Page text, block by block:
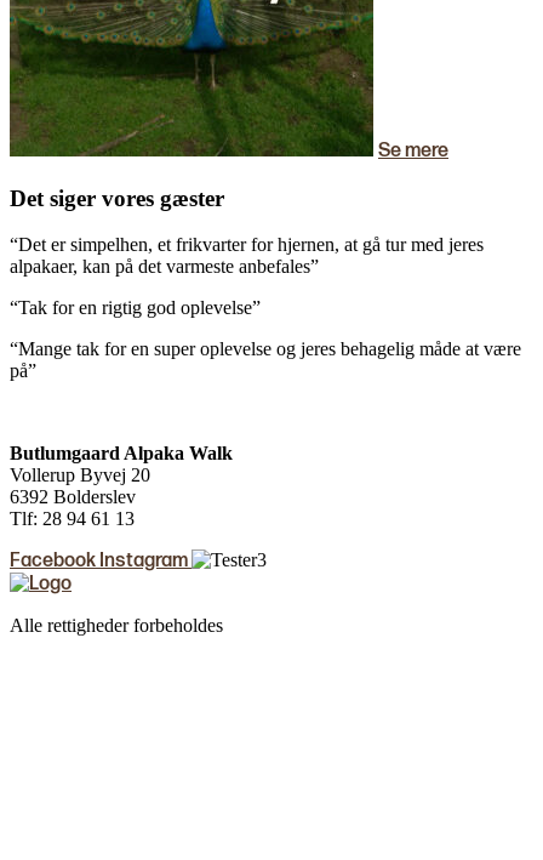
Se mere
Det siger vores gæster
“Det er simpelhen, et frikvarter for hjernen, at gå tur med jeres
alpakaer, kan på det varmeste anbefales”
“Tak for en rigtig god oplevelse”
“Mange tak for en super oplevelse og jeres behagelig måde at være
på”
Butlumgaard Alpaka Walk
Vollerup Byvej 20
6392 Bolderslev
Tlf: 28 94 61 13
Facebook Instagram
Alle rettigheder forbeholdes